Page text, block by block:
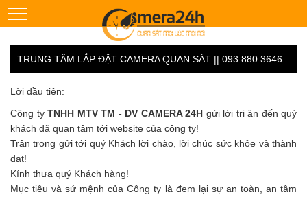
TRUNG TÂM LẮP ĐẶT CAMERA QUAN SÁT || 093 880 3646
Lời đầu tiên:
Công ty TNHH MTV TM - DV CAMERA 24H gửi lời tri ân đến quý
khách đã quan tâm tới website của công ty!
Trân trọng gửi tới quý Khách lời chào, lời chúc sức khỏe và thành
đạt!
Kính thưa quý Khách hàng!
Mục tiêu và sứ mệnh của Công ty là đem lại sự an toàn, an tâm